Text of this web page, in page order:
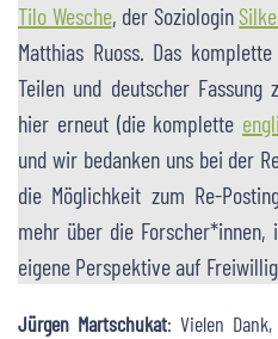
Tilo Wesche, der Soziologin
Matthias Ruoss. Das
Teilen und deutscher
hier erneut (die komplette
und wir bedanken uns bei der
die Möglichkeit zum Re-
mehr über die
eigene Perspektive auf
Jürgen Martschukat: Vielen